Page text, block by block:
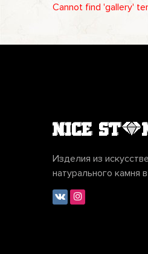
Cannot find 'gallery'
Изделия из
натурального камня